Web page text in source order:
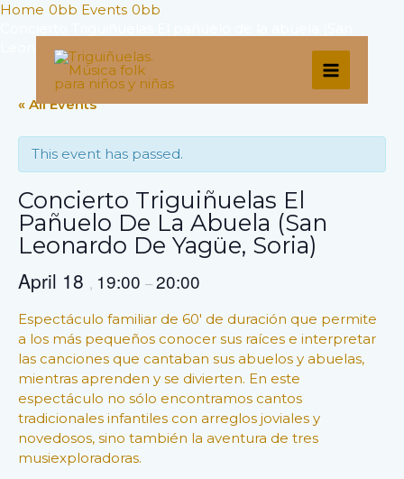
Skip
MAIN
Home
Events
Leonardo de Yagüe, Soria)
« All Events
This event has passed.
Concierto Triguiñuelas El
Pañuelo De La Abuela (San
Leonardo De Yagüe, Soria)
April 18 , 19:00 –20:00
Espectáculo familiar de 60′ de duración que permite
a los más pequeños conocer sus raíces e interpretar
las canciones que cantaban sus abuelos y abuelas,
mientras aprenden y se divierten. En este
espectáculo no sólo encontramos cantos
tradicionales infantiles con arreglos joviales y
novedosos, sino también la aventura de tres
musiexploradoras.